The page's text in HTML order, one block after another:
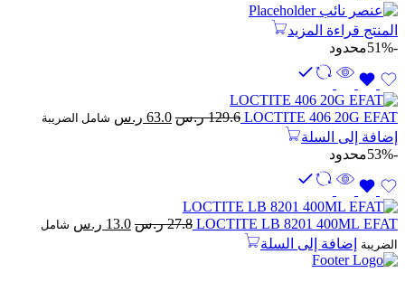
المنتج قراءة المزيد
-51%
محدود
LOCTITE 406 20G EFAT
129.6 ر.س السعر
63.0 ر.س السعر
شامل الضريبة
إضافة إلى السلة
-53%
محدود
LOCTITE LB 8201 400ML EFAT
27.8 ر.س السعر
13.0 ر.س السعر
شامل
الضريبة
إضافة إلى السلة